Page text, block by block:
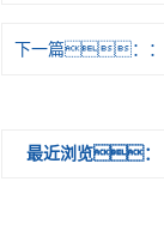
下一篇：
最近浏览：